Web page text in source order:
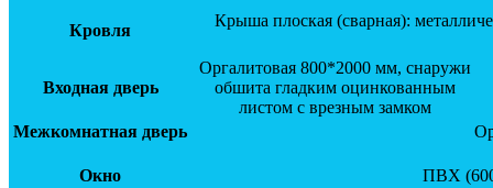
Кровля
Крыша плоская (сварная):
Входная дверь
Оргалитовая 800*2000 мм, снаружи
обшита гладким оцинкованным
листом с врезным замком
Межкомнатная дверь
Окно
ПВХ